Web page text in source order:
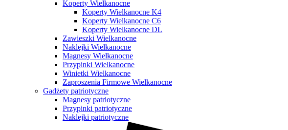
Koperty Wielkanocne
Koperty Wielkanocne K4
Koperty Wielkanocne C6
Koperty Wielkanocne DL
Zawieszki Wielkanocne
Naklejki Wielkanocne
Magnesy Wielkanocne
Przypinki Wielkanocne
Winietki Wielkanocne
Zaproszenia Firmowe Wielkanocne
Gadżety patriotyczne
Magnesy patriotyczne
Przypinki patriotyczne
Naklejki patriotyczne